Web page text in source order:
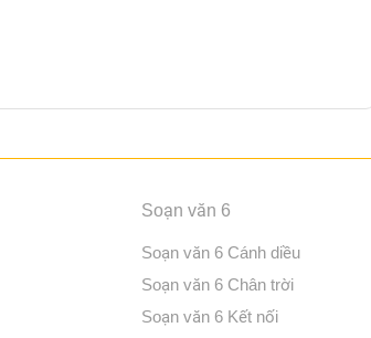
Soạn văn 6
Soạn văn 6 Cánh diều
Soạn văn 6 Chân trời
Soạn văn 6 Kết nối